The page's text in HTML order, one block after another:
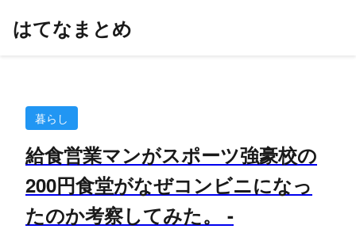
はてなまとめ
暮らし
給食営業マンがスポーツ強豪校の
200円食堂がなぜコンビニになっ
たのか考察してみた。 -